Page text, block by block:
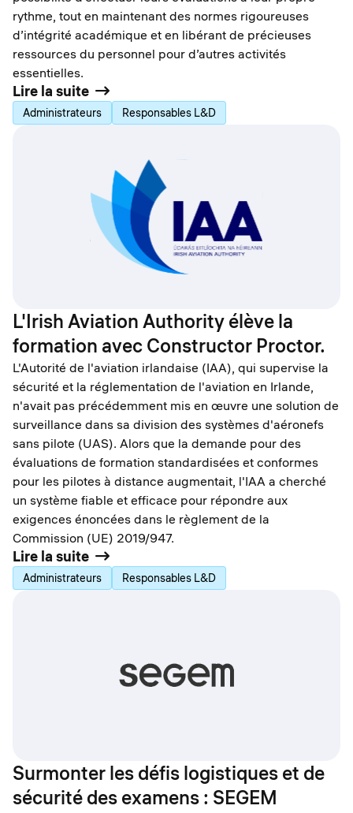
rythme, tout en maintenant des normes rigoureuses
d’intégrité académique et en libérant de précieuses
ressources du personnel pour d’autres activités
essentielles.
Lire la suite
Administrateurs Responsables L&D
L'Irish Aviation Authority élève la
formation avec Constructor Proctor.
L'Autorité de l'aviation irlandaise (IAA), qui supervise la
sécurité et la réglementation de l'aviation en Irlande,
n'avait pas précédemment mis en œuvre une solution de
surveillance dans sa division des systèmes d'aéronefs
sans pilote (UAS). Alors que la demande pour des
évaluations de formation standardisées et conformes
pour les pilotes à distance augmentait, l'IAA a cherché
un système fiable et efficace pour répondre aux
exigences énoncées dans le règlement de la
Commission (UE) 2019/947.
Lire la suite
Administrateurs Responsables L&D
Surmonter les défis logistiques et de
sécurité des examens : SEGEM